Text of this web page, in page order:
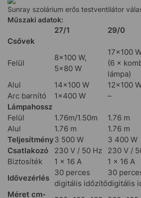
Sunray szolárium erős testventilátor
Műszaki adatok:
27/1 29/0
Csővek
Felül
8×100 W,
5×80 W
17×100
(6 ×
lámpa)
Alul
14×100 W 12×100
Arc barnító
1×400 W –
Lámpahossz
Felül
1.76m/1.50m 1.76 m
Alul
1.76 m 1.76 m
Teljesítmény3 500 W 3 400 W
Csatlakozó
230 V / 50 Hz 230 V /
Biztosíték
1 × 16 A 1 × 16 A
Idővezérlés
30 perces
digitális időzítő
30
digitális
Méret cm-